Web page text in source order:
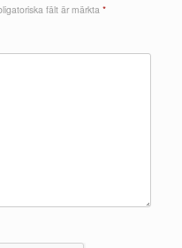
fält är märkta *